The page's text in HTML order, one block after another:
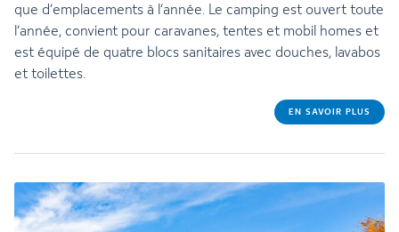
que d’emplacements à l’année. Le camping est ouvert toute
l’année, convient pour caravanes, tentes et mobil homes et
est équipé de quatre blocs sanitaires avec douches, lavabos
et toilettes.
EN SAVOIR PLUS